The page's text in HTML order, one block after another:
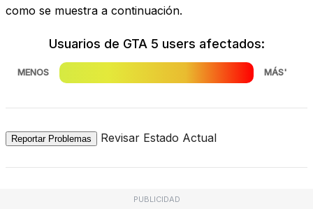
como se muestra a continuación.
Usuarios de GTA 5 users afectados:
MENOS MÁS'
Reportar Problemas Revisar Estado Actual
PUBLICIDAD